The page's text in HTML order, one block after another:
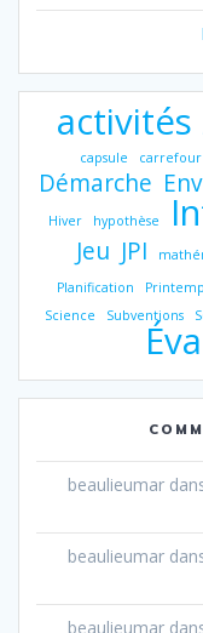
activités
capsule
carrefour
Démarche
Hiver
hypothèse
Jeu JPI
Planification
Science
Subventions
beaulieumar
beaulieumar
beaulieumar